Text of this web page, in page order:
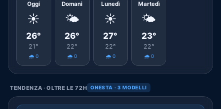
Oggi
☀️
26°
21°
🌧️ 0
Domani
🌤️
26°
22°
🌧️ 0
Lunedì
☀️
27°
22°
🌧️ 0
Martedì
🌤️
23°
22°
🌧️ 0
TENDENZA · OLTRE LE 72H ONESTA · 3 MODELLI